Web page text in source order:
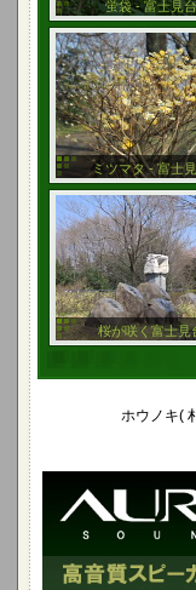
蛍袋 - 富士見
ミツマタ - 富士
桜が咲く富士見
ホウノキ(